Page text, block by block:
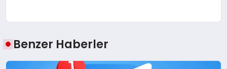
Benzer Haberler